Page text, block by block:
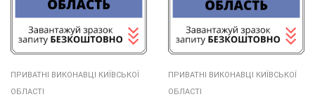
ПРИВАТНІ ВИКОНАВЦІ КИЇВСЬКОЇ
ОБЛАСТІ
ПРИВАТНІ ВИКОНАВЦІ КИЇВСЬКОЇ
ОБЛАСТІ